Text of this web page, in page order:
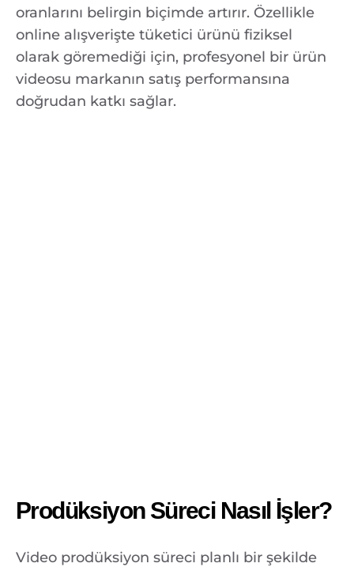
oranlarını belirgin biçimde artırır. Özellikle
online alışverişte tüketici ürünü fiziksel
olarak göremediği için, profesyonel bir ürün
videosu markanın satış performansına
doğrudan katkı sağlar.
Prodüksiyon Süreci Nasıl İşler?
Video prodüksiyon süreci planlı bir şekilde